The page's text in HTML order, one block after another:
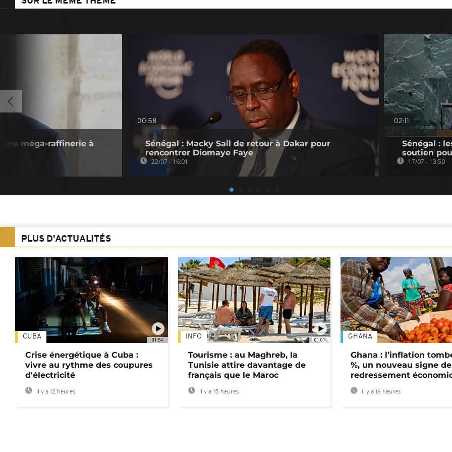
méga-raffinerie à
00:58
Sénégal : Macky Sall de retour à Dakar pour
rencontrer Diomaye Faye
22/07 - 16:01
02:11
Sénégal :
soutien
17/07 - 13:50
PLUS D'ACTUALITÉS
01:54
CUBA
Crise énergétique à Cuba :
vivre au rythme des coupures
d'électricité
Il y a 12 heures
01:01
INFO
Tourisme : au Maghreb, la
Tunisie attire davantage de
français que le Maroc
Il y a 15 heures
GHANA
Ghana : l’inflation
%, un nouveau signe de
redressement
Il y a 16 heures